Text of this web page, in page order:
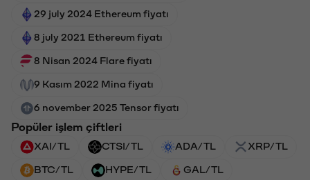
29 july 2024 Ethereum fiyatı
8 july 2021 Ethereum fiyatı
8 Nisan 2024 Flare fiyatı
9 Kasım 2022 Mina fiyatı
6 november 2025 Tensor fiyatı
Popüler işlem çiftleri
XAI/TL CTSI/TL ADA/TL XRP/TL
BTC/TL HYPE/TL GAL/TL